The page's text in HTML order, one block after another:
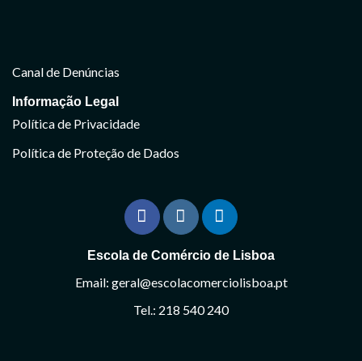
Canal de Denúncias
Informação Legal
Política de Privacidade
Política de Proteção de Dados
Escola de Comércio de Lisboa
Email: geral@escolacomerciolisboa.pt
Tel.: 218 540 240